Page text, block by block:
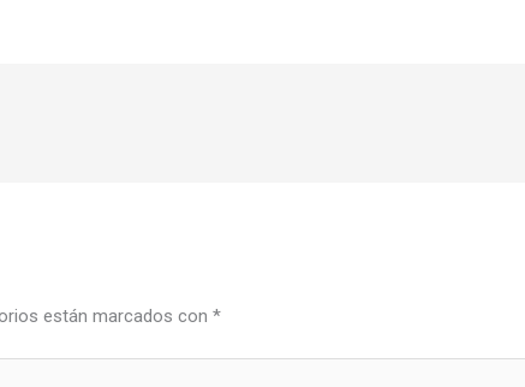
están marcados con*